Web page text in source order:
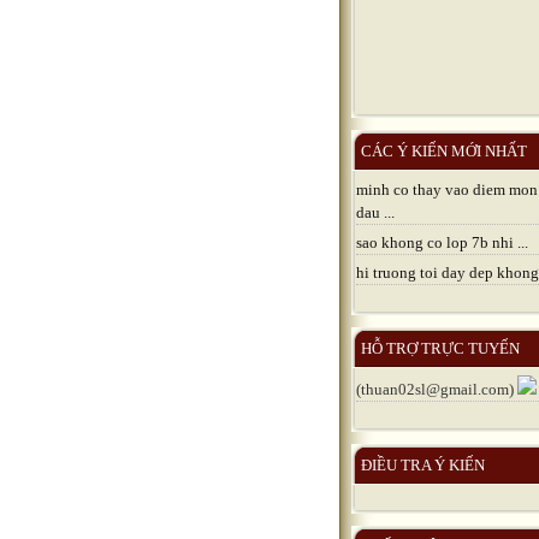
CÁC Ý KIẾN MỚI NHẤT
minh co thay vao diem mon
dau ...
sao khong co lop 7b nhi ...
hi truong toi day dep
HỖ TRỢ TRỰC TUYẾN
(thuan02sl@gmail.com)
ĐIỀU TRA Ý KIẾN